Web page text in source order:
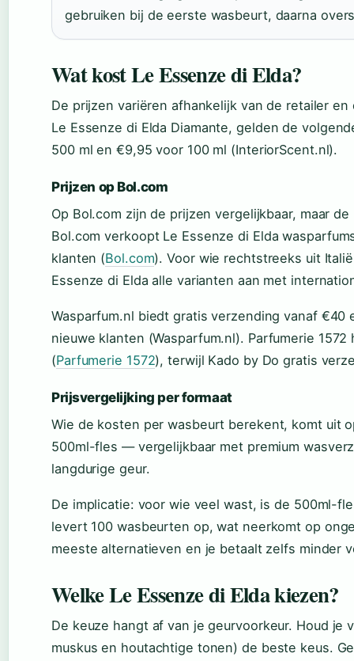
gebruiken bij de eerste wasbeurt, daarna
Wat kost Le Essenze di Elda?
De prijzen variëren afhankelijk van de retailer
Le Essenze di Elda Diamante, gelden de
500 ml en €9,95 voor 100 ml (InteriorScent.nl).
Prijzen op Bol.com
Op Bol.com zijn de prijzen vergelijkbaar, maar
Bol.com verkoopt Le Essenze di Elda
klanten (Bol.com). Voor wie rechtstreeks uit
Essenze di Elda alle varianten aan met
Wasparfum.nl biedt gratis verzending vanaf €40
nieuwe klanten (Wasparfum.nl). Parfumerie
(Parfumerie 1572), terwijl Kado by Do gratis
Prijsvergelijking per formaat
Wie de kosten per wasbeurt berekent, komt uit
500ml-fles — vergelijkbaar met premium
langdurige geur.
De implicatie: voor wie veel wast, is de 500ml-
levert 100 wasbeurten op, wat neerkomt op
meeste alternatieven en je betaalt zelfs minder
Welke Le Essenze di Elda kiezen?
De keuze hangt af van je geurvoorkeur. Houd je
muskus en houtachtige tonen) de beste keus.